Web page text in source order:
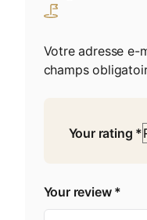
Votre adresse e-
champs
Your rating *
Your review *